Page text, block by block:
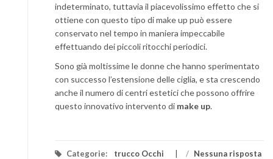
indeterminato, tuttavia il piacevolissimo effetto che si
ottiene con questo tipo di make up può essere
conservato nel tempo in maniera impeccabile
effettuando dei piccoli ritocchi periodici.
Sono già moltissime le donne che hanno sperimentato
con successo l’estensione delle ciglia, e sta crescendo
anche il numero di centri estetici che possono offrire
questo innovativo intervento di make up.
Categorie: trucco Occhi / Nessuna risposta